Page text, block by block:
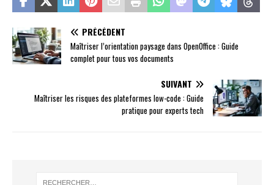
PRÉCÉDENT
Maîtriser l’orientation paysage dans OpenOffice : Guide
complet pour tous vos documents
SUIVANT
Maîtriser les risques des plateformes low-code : Guide
pratique pour experts tech